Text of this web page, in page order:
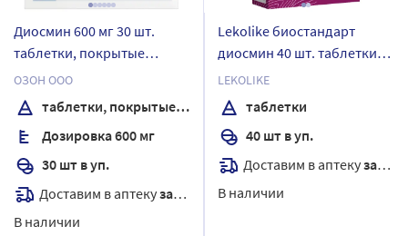
Диосмин 600 мг 30 шт.
таблетки, покрытые
пленочной оболочкой
ОЗОН ООО
таблетки, покрытые пленочной оболочкой
Дозировка 600 мг
30 шт в уп.
Доставим в аптекузавтра
В наличии
Lekolike биостандарт
диосмин 40 шт. таблетки
массой 550 мг
LEKOLIKE
таблетки
40 шт в уп.
Доставим в аптекузавтра
В наличии